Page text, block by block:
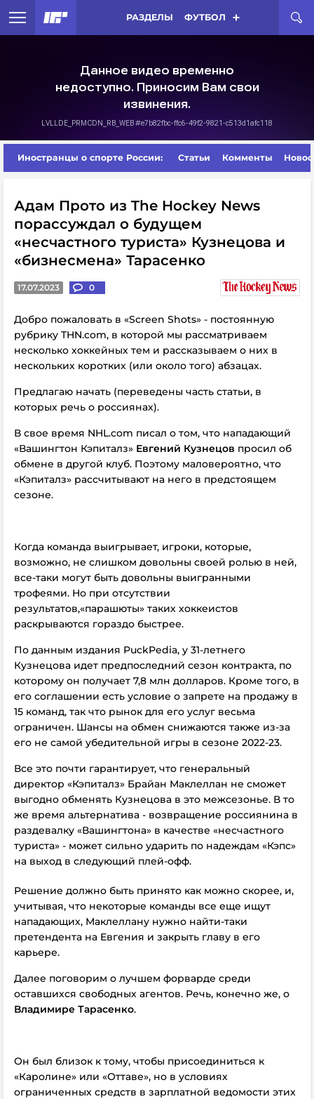
РАЗДЕЛЫ ФУТБОЛ
Иностранцы о спорте России: Статьи Комменты
Адам Прото из The Hockey News
порассуждал о будущем
«несчастного туриста» Кузнецова и
«бизнесмена» Тарасенко
17.07.2023 0
Добро пожаловать в «Screen Shots» - постоянную
рубрику THN.com, в которой мы рассматриваем
несколько хоккейных тем и рассказываем о них в
нескольких коротких (или около того) абзацах.
Предлагаю начать (переведены часть статьи, в
которых речь о россиянах).
В свое время NHL.com писал о том, что нападающий
«Вашингтон Кэпиталз» Евгений Кузнецов просил об
обмене в другой клуб. Поэтому маловероятно, что
«Кэпиталз» рассчитывают на него в предстоящем
сезоне.
Когда команда выигрывает, игроки, которые,
возможно, не слишком довольны своей ролью в ней,
все-таки могут быть довольны выигранными
трофеями. Но при отсутствии
результатов,«парашюты» таких хоккеистов
раскрываются гораздо быстрее.
По данным издания PuckPedia, у 31-летнего
Кузнецова идет предпоследний сезон контракта, по
которому он получает 7,8 млн долларов. Кроме того, в
его соглашении есть условие о запрете на продажу в
15 команд, так что рынок для его услуг весьма
ограничен. Шансы на обмен снижаются также из-за
его не самой убедительной игры в сезоне 2022-23.
Все это почти гарантирует, что генеральный
директор «Кэпиталз» Брайан Маклеллан не сможет
выгодно обменять Кузнецова в это межсезонье. В то
же время альтернатива - возвращение россиянина в
раздевалку «Вашингтона» в качестве «несчастного
туриста» - может сильно ударить по надеждам «Кэпс»
на выход в следующий плей-офф.
Решение должно быть принято как можно скорее, и,
учитывая, что некоторые команды все еще ищут
нападающих, Маклеллану нужно найти-таки
претендента на Евгения и закрыть главу в его
карьере.
Далее поговорим о лучшем форварде среди
оставшихся свободных агентов. Речь, конечно же, о
Владимире Тарасенко.
Он был близок к тому, чтобы присоединиться к
«Каролине» или «Оттаве», но в условиях
ограниченных средств в зарплатной ведомости этих